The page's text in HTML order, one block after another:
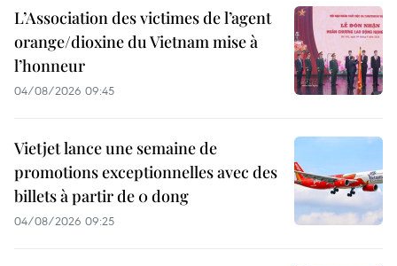
L’Association des victimes de l’agent
orange/dioxine du Vietnam mise à
l’honneur
04/08/2026 09:45
Vietjet lance une semaine de
promotions exceptionnelles avec des
billets à partir de 0 dong
04/08/2026 09:25